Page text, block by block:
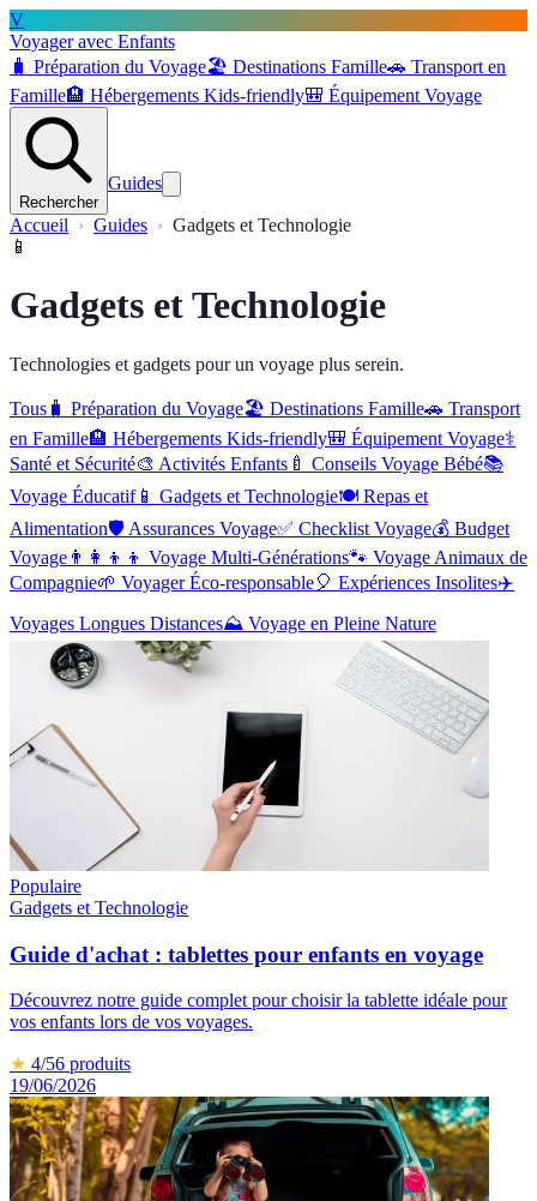
V
Voyager avec Enfants
🧳 Préparation du Voyage🏖️ Destinations Famille🚗 Transport en
Famille🏨 Hébergements Kids-friendly🎒 Équipement Voyage
Rechercher
Guides
Accueil Guides
Gadgets et Technologie
📱
Gadgets et Technologie
Technologies et gadgets pour un voyage plus serein.
Tous 🧳 Préparation du Voyage🏖️ Destinations Famille🚗 Transport
en Famille🏨 Hébergements Kids-friendly🎒 Équipement Voyage⚕️
Santé et Sécurité🎨 Activités Enfants 🍼 Conseils Voyage Bébé📚
Voyage Éducatif📱 Gadgets et Technologie🍽️ Repas et
Alimentation🛡️ Assurances Voyage✅ Checklist Voyage💰 Budget
Voyage 👨‍👩‍👦‍👦 Voyage Multi-Générations🐾 Voyage Animaux de
Compagnie🌱 Voyager Éco-responsable🎈 Expériences Insolites✈️
Voyages Longues Distances⛰️ Voyage en Pleine Nature
Populaire
Gadgets et Technologie
Guide d'achat : tablettes pour enfants en voyage
Découvrez notre guide complet pour choisir la tablette idéale pour
vos enfants lors de vos voyages.
★ 4/56 produits
19/06/2026